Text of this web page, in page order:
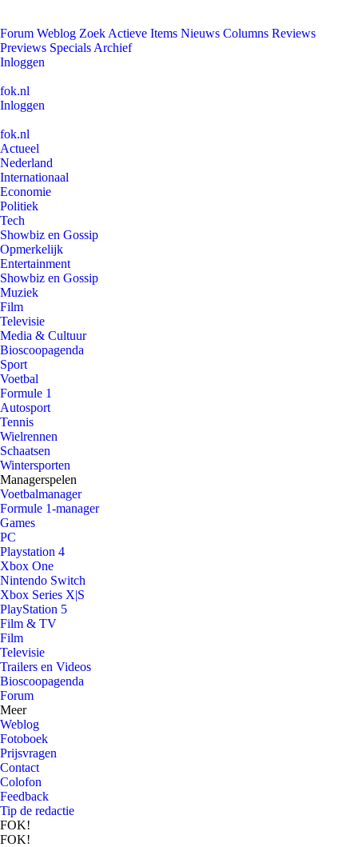
Forum Weblog Zoek Actieve Items Nieuws Columns Reviews
Previews Specials Archief
Inloggen
fok.nl
Inloggen
fok.nl
Actueel
Nederland
Internationaal
Economie
Politiek
Tech
Showbiz en Gossip
Opmerkelijk
Entertainment
Showbiz en Gossip
Muziek
Film
Televisie
Media & Cultuur
Bioscoopagenda
Sport
Voetbal
Formule 1
Autosport
Tennis
Wielrennen
Schaatsen
Wintersporten
Managerspelen
Voetbalmanager
Formule 1-manager
Games
PC
Playstation 4
Xbox One
Nintendo Switch
Xbox Series X|S
PlayStation 5
Film & TV
Film
Televisie
Trailers en Videos
Bioscoopagenda
Forum
Meer
Weblog
Fotoboek
Prijsvragen
Contact
Colofon
Feedback
Tip de redactie
FOK!
FOK!